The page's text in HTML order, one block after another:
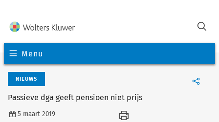
Menu
NIEUWS
Passieve dga geeft pensioen niet prijs
5 maart 2019